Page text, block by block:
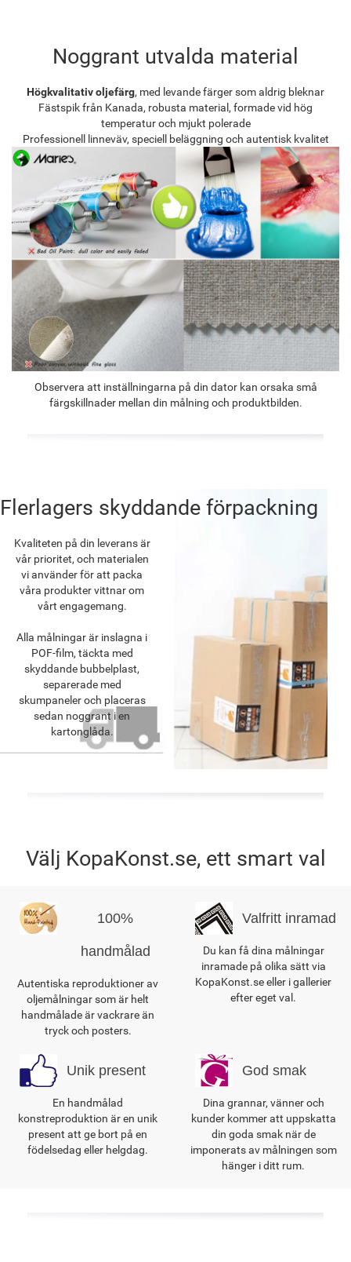
Noggrant utvalda material
Högkvalitativ oljefärg, med levande färger som aldrig bleknar
Fästspik från Kanada, robusta material, formade vid hög
temperatur och mjukt polerade
Professionell linneväv, speciell beläggning och autentisk kvalitet
Observera att inställningarna på din dator kan orsaka små
färgskillnader mellan din målning och produktbilden.
Flerlagers skyddande förpackning
Kvaliteten på din leverans är
vår prioritet, och materialen
vi använder för att packa
våra produkter vittnar om
vårt engagemang.
Alla målningar är inslagna i
POF-film, täckta med
skyddande bubbelplast,
separerade med
skumpaneler och placeras
sedan noggrant i en
kartonglåda.
Välj KopaKonst.se, ett smart val
100%
handmålad
Autentiska reproduktioner av
oljemålningar som är helt
handmålade är vackrare än
tryck och posters.
Valfritt inramad
Du kan få dina målningar
inramade på olika sätt via
KopaKonst.se eller i gallerier
efter eget val.
Unik present
En handmålad
konstreproduktion är en unik
present att ge bort på en
födelsedag eller helgdag.
God smak
Dina grannar, vänner och
kunder kommer att uppskatta
din goda smak när de
imponerats av målningen som
hänger i ditt rum.